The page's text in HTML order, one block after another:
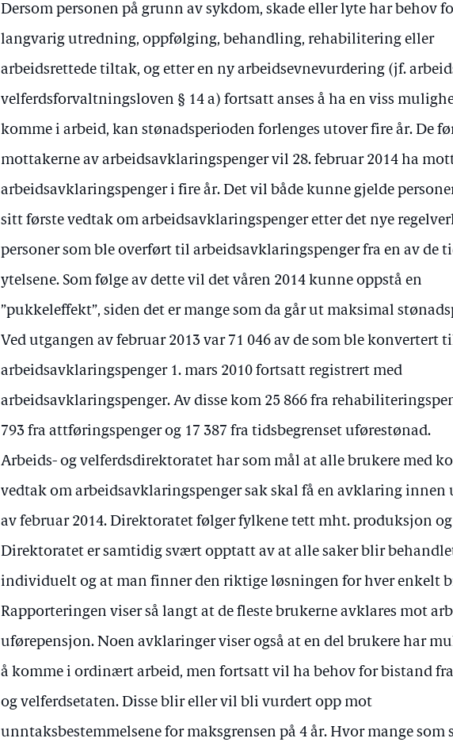
Dersom personen på grunn av sykdom, skade eller lyte har behov
langvarig utredning, oppfølging, behandling, rehabilitering eller
arbeidsrettede tiltak, og etter en ny arbeidsevnevurdering (jf.
velferdsforvaltningsloven § 14 a) fortsatt anses å ha en viss
komme i arbeid, kan stønadsperioden forlenges utover fire år. De
mottakerne av arbeidsavklaringspenger vil 28. februar 2014 ha
arbeidsavklaringspenger i fire år. Det vil både kunne gjelde
sitt første vedtak om arbeidsavklaringspenger etter det nye
personer som ble overført til arbeidsavklaringspenger fra en av de
ytelsene. Som følge av dette vil det våren 2014 kunne oppstå en
”pukkeleffekt”, siden det er mange som da går ut maksimal
Ved utgangen av februar 2013 var 71 046 av de som ble konvertert
arbeidsavklaringspenger 1. mars 2010 fortsatt registrert med
arbeidsavklaringspenger. Av disse kom 25 866 fra
793 fra attføringspenger og 17 387 fra tidsbegrenset uførestønad.
Arbeids- og velferdsdirektoratet har som mål at alle brukere med
vedtak om arbeidsavklaringspenger sak skal få en avklaring innen
av februar 2014. Direktoratet følger fylkene tett mht. produksjon
Direktoratet er samtidig svært opptatt av at alle saker blir
individuelt og at man finner den riktige løsningen for hver enkelt
Rapporteringen viser så langt at de fleste brukerne avklares mot
uførepensjon. Noen avklaringer viser også at en del brukere har
å komme i ordinært arbeid, men fortsatt vil ha behov for bistand
og velferdsetaten. Disse blir eller vil bli vurdert opp mot
unntaksbestemmelsene for maksgrensen på 4 år. Hvor mange som